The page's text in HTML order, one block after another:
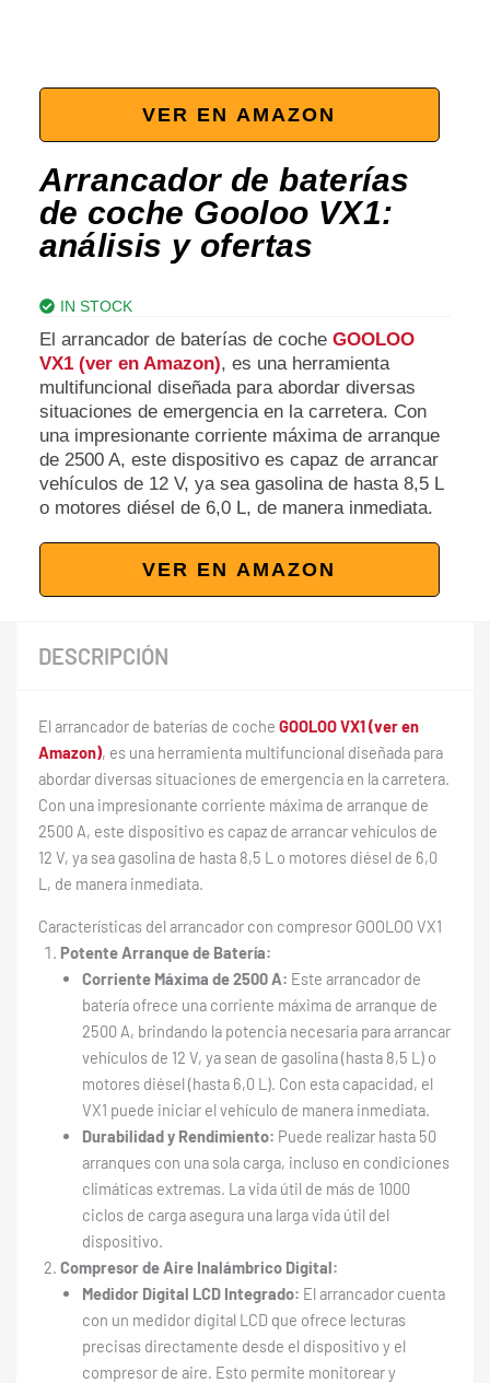
VER EN AMAZON
Arrancador de baterías
de coche Gooloo VX1:
análisis y ofertas
IN STOCK
El arrancador de baterías de coche GOOLOO
VX1 (ver en Amazon), es una herramienta
multifuncional diseñada para abordar diversas
situaciones de emergencia en la carretera. Con
una impresionante corriente máxima de arranque
de 2500 A, este dispositivo es capaz de arrancar
vehículos de 12 V, ya sea gasolina de hasta 8,5 L
o motores diésel de 6,0 L, de manera inmediata.
VER EN AMAZON
DESCRIPCIÓN
El arrancador de baterías de coche GOOLOO VX1 (ver en
Amazon), es una herramienta multifuncional diseñada para
abordar diversas situaciones de emergencia en la carretera.
Con una impresionante corriente máxima de arranque de
2500 A, este dispositivo es capaz de arrancar vehículos de
12 V, ya sea gasolina de hasta 8,5 L o motores diésel de 6,0
L, de manera inmediata.
Características del arrancador con compresor GOOLOO VX1
Potente Arranque de Batería:
Corriente Máxima de 2500 A: Este arrancador de
batería ofrece una corriente máxima de arranque de
2500 A, brindando la potencia necesaria para arrancar
vehículos de 12 V, ya sean de gasolina (hasta 8,5 L) o
motores diésel (hasta 6,0 L). Con esta capacidad, el
VX1 puede iniciar el vehículo de manera inmediata.
Durabilidad y Rendimiento: Puede realizar hasta 50
arranques con una sola carga, incluso en condiciones
climáticas extremas. La vida útil de más de 1000
ciclos de carga asegura una larga vida útil del
dispositivo.
Compresor de Aire Inalámbrico Digital:
Medidor Digital LCD Integrado: El arrancador cuenta
con un medidor digital LCD que ofrece lecturas
precisas directamente desde el dispositivo y el
compresor de aire. Esto permite monitorear y